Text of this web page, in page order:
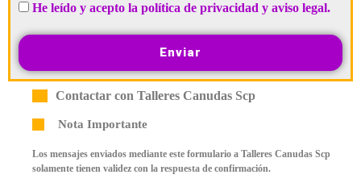
He leído y acepto la política de privacidad y aviso legal.
Enviar
Contactar con Talleres Canudas Scp
Nota Importante
Los mensajes enviados mediante este formulario a Talleres Canudas Scp
solamente tienen validez con la respuesta de confirmación.